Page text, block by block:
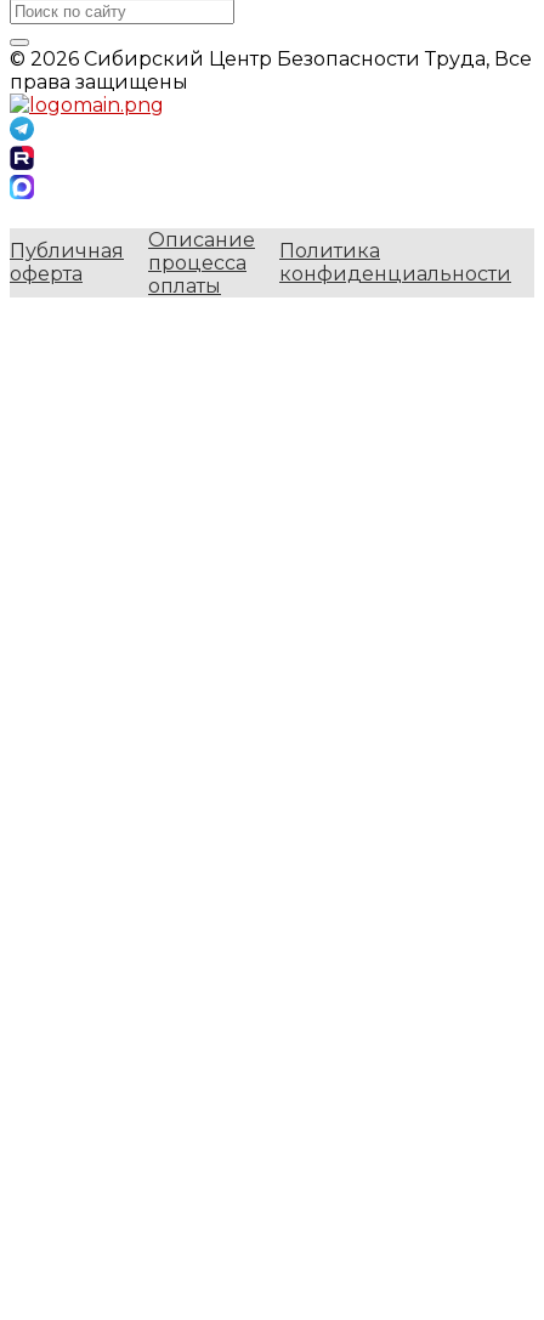
© 2026 Сибирский Центр Безопасности Труда, Все
права защищены
Публичная
оферта
Описание
процесса
оплаты
Политика
конфиденциальности